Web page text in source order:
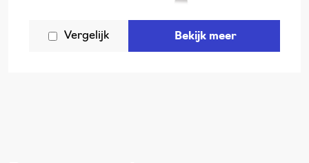
Vergelijk Bekijk meer